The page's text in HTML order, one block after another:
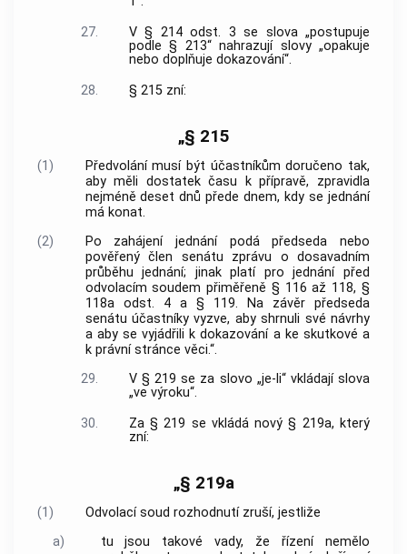
27.
V § 214 odst. 3 se slova „postupuje
podle § 213“ nahrazují slovy „opakuje
nebo doplňuje dokazování“.
28.
§ 215 zní:
„§ 215
(1)
Předvolání musí být účastníkům doručeno tak,
aby měli dostatek času k přípravě, zpravidla
nejméně deset dnů přede dnem, kdy se jednání
má konat.
(2)
Po zahájení jednání podá předseda nebo
pověřený člen senátu zprávu o dosavadním
průběhu jednání; jinak platí pro jednání před
odvolacím soudem přiměřeně § 116 až 118, §
118a odst. 4 a § 119. Na závěr předseda
senátu účastníky vyzve, aby shrnuli své návrhy
a aby se vyjádřili k dokazování a ke skutkové a
k právní stránce věci.“.
29.
V § 219 se za slovo „je-li“ vkládají slova
„ve výroku“.
30.
Za § 219 se vkládá nový § 219a, který
zní:
„§ 219a
(1)
Odvolací soud rozhodnutí zruší, jestliže
a)
tu jsou takové vady, že řízení nemělo